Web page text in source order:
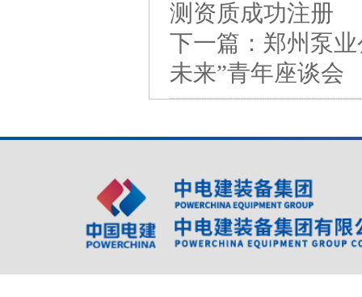
测资质成功注册
下一篇： 郑州泵
未来”青年座谈会